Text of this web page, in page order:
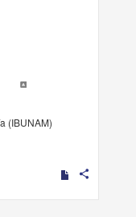
(IBUNAM)
share